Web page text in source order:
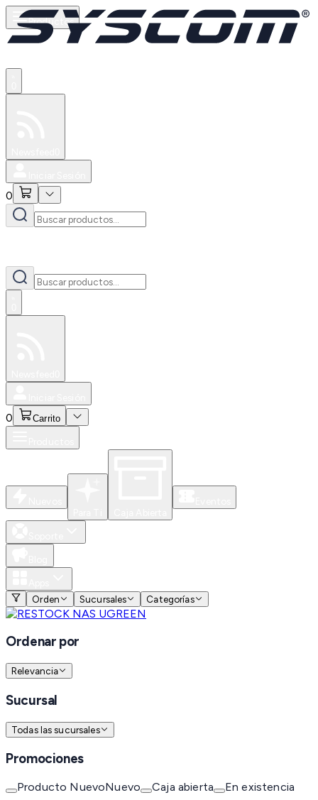
Productos
0
0 Carrito
Orden
Sucursales Categorías
Ordenar por
Relevancia
Sucursal
Todas las sucursales
Promociones
Producto NuevoNuevo Caja abierta En existencia